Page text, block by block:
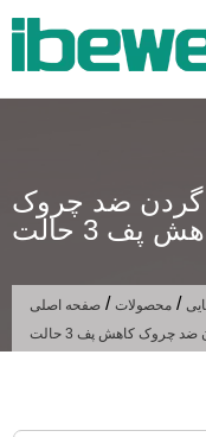
محتوا
گردن ضد چروک
پف 3 حالت
صفحه اصلی / محصولات /
چروک کاهش پف 3 حالت